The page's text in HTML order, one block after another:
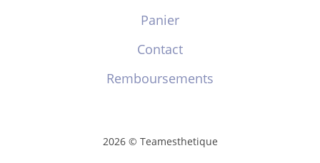
Panier
Contact
Remboursements
2026 © Teamesthetique